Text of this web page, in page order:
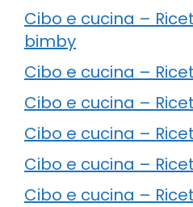
Cibo e cucina –
bimby
Cibo e cucina –
Cibo e cucina –
Cibo e cucina –
Cibo e cucina –
Cibo e cucina –